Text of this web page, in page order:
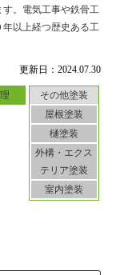
更新日：2024.07.30
その他塗装
屋根塗装
樋塗装
外構・エクス
テリア塗装
室内塗装
。電気工事や鉄骨工
以上経つ歴史ある工